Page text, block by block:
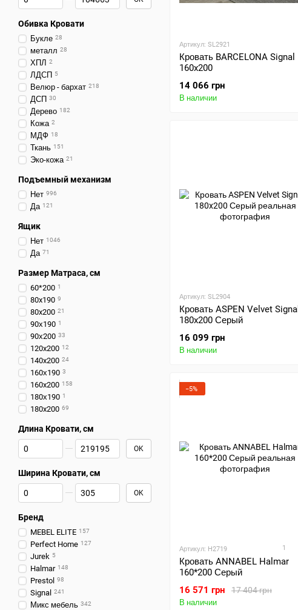
Артикул: SL2921
Кровать BARCELONA Signal
160x200
14 066 грн
В наличии
Артикул: SL2904
Кровать ASPEN Velvet Signal
180x200 Серый
16 099 грн
В наличии
−5%
Артикул: H2719 1
Кровать ANNABEL Halmar
160*200 Серый
17 404 грн
16 571 грн
В наличии
Обивка Кровати
Букле 28
металл 28
ХПЛ 2
ЛДСП 5
Велюр - бархат 218
ДСП 30
Дерево 182
Кожа 2
МДФ 18
Ткань 151
Эко-кожа 21
Подъемный механизм
Нет 996
Да 121
Ящик
Нет 1046
Да 71
Размер Матраса, см
60*200 1
80x190 9
80x200 21
90х190 1
90х200 33
120x200 12
140x200 24
160х190 3
160x200 158
180х190 1
180x200 69
Длина Кровати, см
От Длина Кровати, см
До Длина Кровати, см OK
Ширина Кровати, см
От Ширина Кровати, см
До Ширина Кровати, см OK
Бренд
MEBEL ELITE 157
Perfect Home 127
Jurek 5
Halmar 148
Prestol 98
Signal 241
Микс мебель 342